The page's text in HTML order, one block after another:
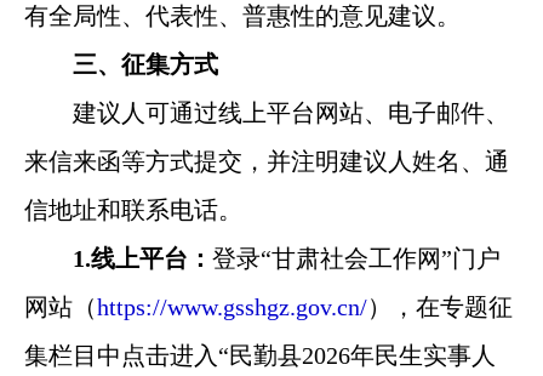
有全局性、代表性、普惠性的意见建议。
三、征集方式
建议人可通过线上平台网站、电子邮件、
来信来函等方式提交，并注明建议人姓名、通
信地址和联系电话。
1.线上平台： 登录“甘肃社会工作网”门户
网站（https://www.gsshgz.gov.cn/），在专题征
集栏目中点击进入“民勤县2026年民生实事人